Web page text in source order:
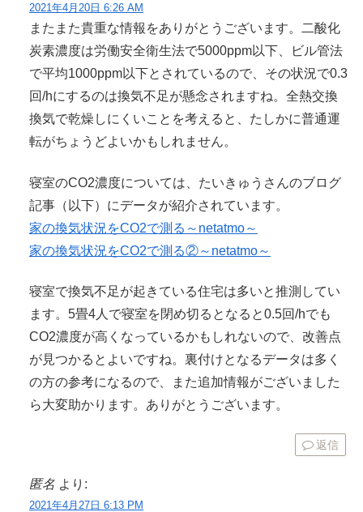
2021年4月20日 6:26 AM
またまた貴重な情報をありがとうございます。二酸化
炭素濃度は労働安全衛生法で5000ppm以下、ビル管法
で平均1000ppm以下とされているので、その状況で0.3
回/hにするのは換気不足が懸念されますね。全熱交換
換気で乾燥しにくいことを考えると、たしかに普通運
転がちょうどよいかもしれません。
寝室のCO2濃度については、たいきゅうさんのブログ
記事（以下）にデータが紹介されています。
家の換気状況をCO2で測る～netatmo～
家の換気状況をCO2で測る②～netatmo～
寝室で換気不足が起きている住宅は多いと推測してい
ます。5畳4人で寝室を閉め切るとなると0.5回/hでも
CO2濃度が高くなっているかもしれないので、改善点
が見つかるとよいですね。裏付けとなるデータは多く
の方の参考になるので、また追加情報がございました
ら大変助かります。ありがとうございます。
返信
匿名 より:
2021年4月27日 6:13 PM